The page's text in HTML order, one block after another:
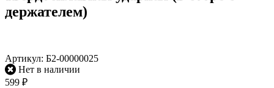
держателем)
Артикул: Б2-00000025
Нет в наличии
599 ₽